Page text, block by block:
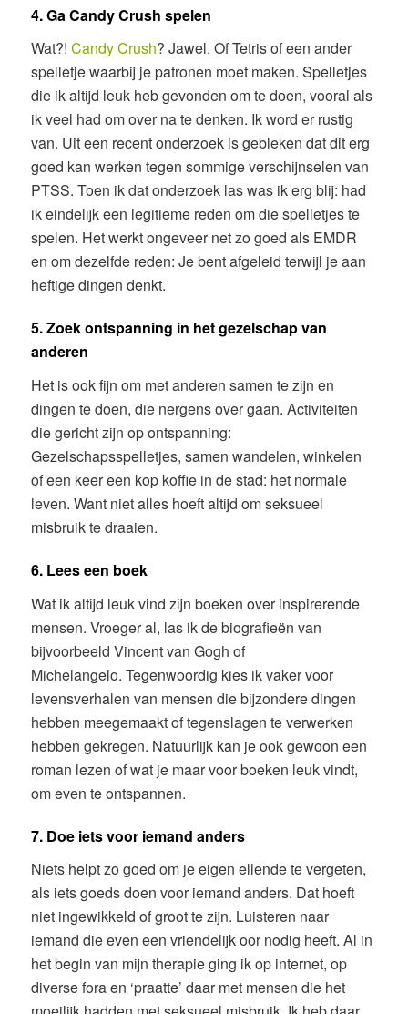
4. Ga Candy Crush spelen
Wat?!Candy Crush? Jawel. Of Tetris of een ander
spelletje waarbij je patronen moet maken. Spelletjes
die ik altijd leuk heb gevonden om te doen, vooral als
ik veel had om over na te denken. Ik word er rustig
van. Uit een recent onderzoek is gebleken dat dit erg
goed kan werken tegen sommige verschijnselen van
PTSS. Toen ik dat onderzoek las was ik erg blij: had
ik eindelijk een legitieme reden om die spelletjes te
spelen. Het werkt ongeveer net zo goed als EMDR
en om dezelfde reden: Je bent afgeleid terwijl je aan
heftige dingen denkt.
5. Zoek ontspanning in het gezelschap van
anderen
Het is ook fijn om met anderen samen te zijn en
dingen te doen, die nergens over gaan. Activiteiten
die gericht zijn op ontspanning:
Gezelschapsspelletjes, samen wandelen, winkelen
of een keer een kop koffie in de stad: het normale
leven. Want niet alles hoeft altijd om seksueel
misbruik te draaien.
6. Lees een boek
Wat ik altijd leuk vind zijn boeken over inspirerende
mensen. Vroeger al, las ik de biografieën van
bijvoorbeeld Vincent van Gogh of
Michelangelo. Tegenwoordig kies ik vaker voor
levensverhalen van mensen die bijzondere dingen
hebben meegemaakt of tegenslagen te verwerken
hebben gekregen. Natuurlijk kan je ook gewoon een
roman lezen of wat je maar voor boeken leuk vindt,
om even te ontspannen.
7. Doe iets voor iemand anders
Niets helpt zo goed om je eigen ellende te vergeten,
als iets goeds doen voor iemand anders. Dat hoeft
niet ingewikkeld of groot te zijn. Luisteren naar
iemand die even een vriendelijk oor nodig heeft. Al in
het begin van mijn therapie ging ik op internet, op
diverse fora en ‘praatte’ daar met mensen die het